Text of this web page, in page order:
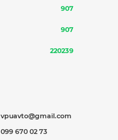
907
907
220239
vpuavto@gmail.com
099 670 02 73